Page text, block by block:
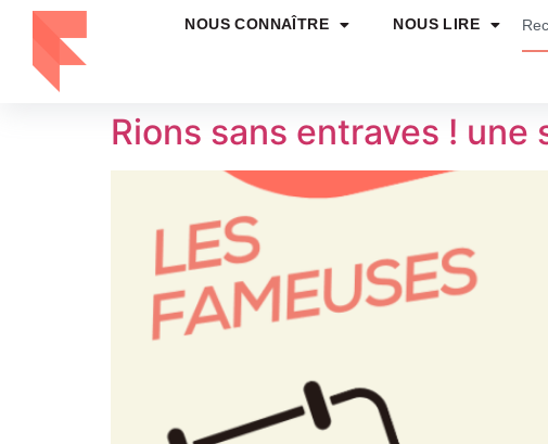
NOUS CONNAÎTRE NOUS LIRE
Rions sans entraves !